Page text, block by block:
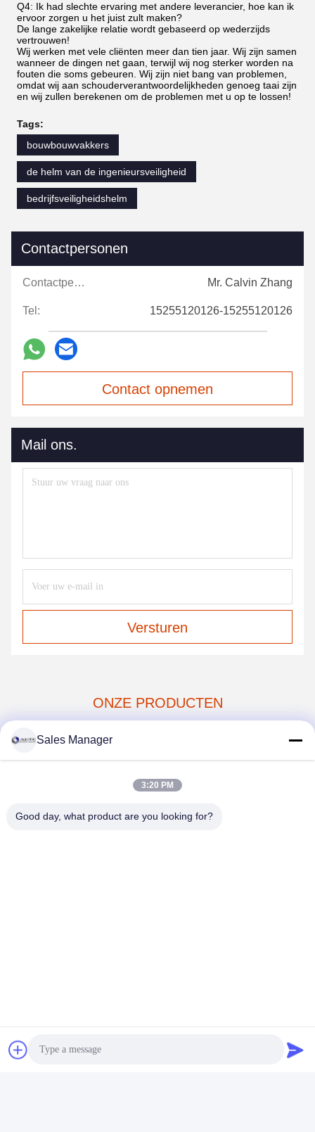
Q4: Ik had slechte ervaring met andere leverancier, hoe kan ik
ervoor zorgen u het juist zult maken?
De lange zakelijke relatie wordt gebaseerd op wederzijds
vertrouwen!
Wij werken met vele cliënten meer dan tien jaar. Wij zijn samen
wanneer de dingen net gaan, terwijl wij nog sterker worden na
fouten die soms gebeuren. Wij zijn niet bang van problemen,
omdat wij aan schouderverantwoordelijkheden genoeg taai zijn
en wij zullen berekenen om de problemen met u op te lossen!
Tags:
bouwbouwvakkers
de helm van de ingenieursveiligheid
bedrijfsveiligheidshelm
Contactpersonen
Contactpersonen: Mr. Calvin Zhang
Tel: 15255120126-15255120126
Contact opnemen
Mail ons.
Versturen
ONZE PRODUCTEN
soortgelijke
producten
Sales Manager
3:20 PM
Good day, what product are you looking for?